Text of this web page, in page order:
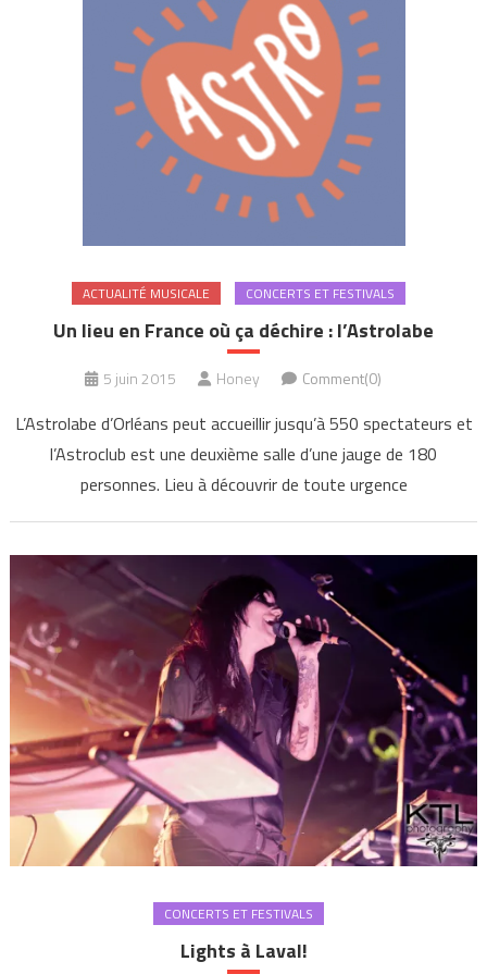
ACTUALITÉ MUSICALE CONCERTS ET FESTIVALS
Un lieu en France où ça déchire : l’Astrolabe
5 juin 2015 Honey Comment(0)
L’Astrolabe d’Orléans peut accueillir jusqu’à 550 spectateurs et
l’Astroclub est une deuxième salle d’une jauge de 180
personnes. Lieu à découvrir de toute urgence
CONCERTS ET FESTIVALS
Lights à Laval!